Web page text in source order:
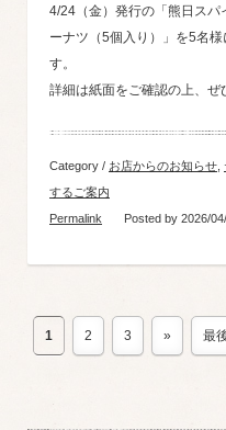
4/24（金）発行の「熊日スパ
ーナツ（5個入り）」を5名
す。
詳細は紙面をご確認の上、ぜ
Category / お店からのお知らせ
するご案内
Permalink
Posted by 2026/
1 2 3 » 最